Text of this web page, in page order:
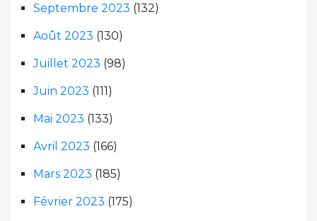
Septembre 2023 (132)
Août 2023 (130)
Juillet 2023 (98)
Juin 2023 (111)
Mai 2023 (133)
Avril 2023 (166)
Mars 2023 (185)
Février 2023 (175)